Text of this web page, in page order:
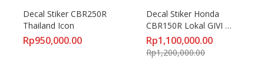
Decal Stiker CBR250R
Thailand Icon
Rp950,000.00
Decal Stiker Honda
CBR150R Lokal GIVI
Stefan Bradl
Rp1,100,000.00
Rp1,200,000.00